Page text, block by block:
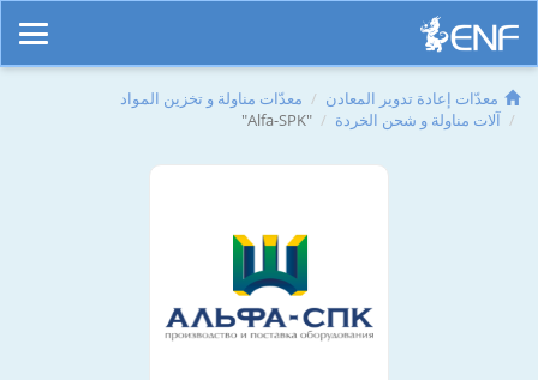
معدّات إعادة تدوير المعادن
معدّات مناولة و تخزين المواد
آلات مناولة و شحن الخردة
"Alfa-SPK"